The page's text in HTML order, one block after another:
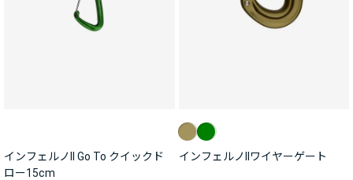
インフェルノII Go To クイックド
ロー15cm
インフェルノIIワイヤーゲート